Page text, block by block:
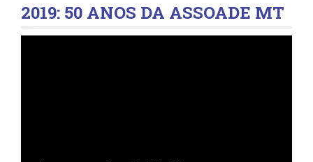
2019: 50 ANOS DA ASSOADE MT